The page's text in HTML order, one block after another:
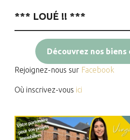
*** LOUÉ !! ***
Découvrez nos
Rejoignez-nous sur Facebook
Où inscrivez-vous ici